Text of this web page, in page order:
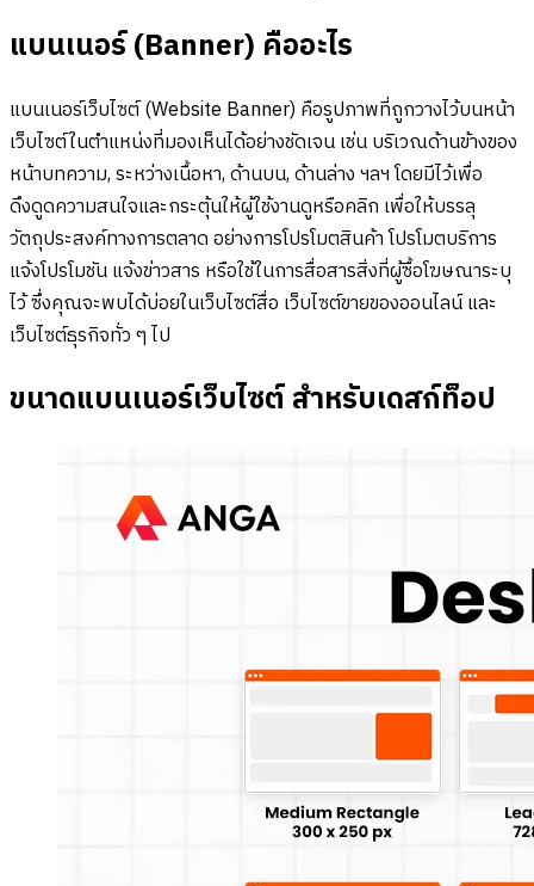
แบนเนอร์ (Banner) คืออะไร
แบนเนอร์เว็บไซต์ (Website Banner) คือรูปภาพที่ถูกวางไว้บนหน้า
เว็บไซต์ในตำแหน่งที่มองเห็นได้อย่างชัดเจน เช่น บริเวณด้านข้างของ
หน้าบทความ, ระหว่างเนื้อหา, ด้านบน, ด้านล่าง ฯลฯ โดยมีไว้เพื่อ
ดึงดูดความสนใจและกระตุ้นให้ผู้ใช้งานดูหรือคลิก เพื่อให้บรรลุ
วัตถุประสงค์ทางการตลาด อย่างการโปรโมตสินค้า โปรโมตบริการ
แจ้งโปรโมชัน แจ้งข่าวสาร หรือใช้ในการสื่อสารสิ่งที่ผู้ซื้อโฆษณาระบุ
ไว้ ซึ่งคุณจะพบได้บ่อยในเว็บไซต์สื่อ เว็บไซต์ขายของออนไลน์ และ
เว็บไซต์ธุรกิจทั่ว ๆ ไป
ขนาดแบนเนอร์เว็บไซต์ สำหรับเดสก์ท็อป